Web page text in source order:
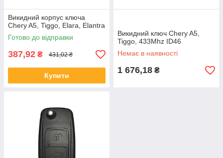
Викидний корпус ключа
Chery A5, Tiggo, Elara, Elantra
Готово до відправки
387,92 ₴ 431,02 ₴
Купити
Викидний ключ Chery A5,
Tiggo, 433Mhz ID46
Немає в наявності
1 676,18 ₴